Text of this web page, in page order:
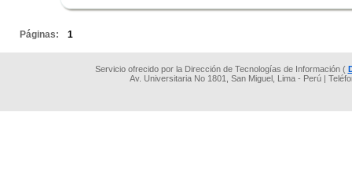
Páginas: 1
Servicio ofrecido por la Dirección de Tecnologías de Información (
Av. Universitaria No 1801, San Miguel, Lima - Perú |